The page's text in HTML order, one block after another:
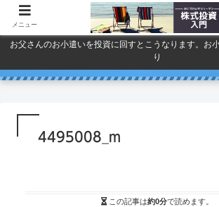
お父さんのお小遣いを投資に回すとこうなります。お
り
4495008_m
この記事は約0分で読めます。
メニュー